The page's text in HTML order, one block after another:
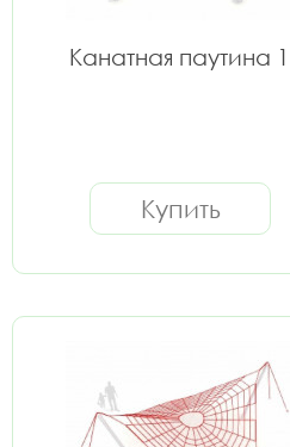
Канатная паутина 1
Купить